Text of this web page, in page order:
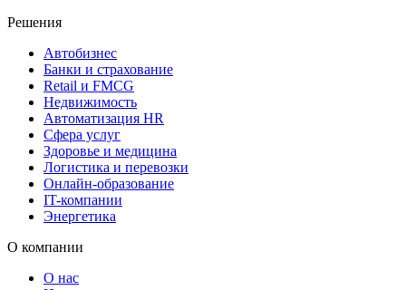
Решения
Автобизнес
Банки и страхование
Retail и FMCG
Недвижимость
Автоматизация HR
Сфера услуг
Здоровье и медицина
Логистика и перевозки
Онлайн-образование
IT-компании
Энергетика
О компании
О нас